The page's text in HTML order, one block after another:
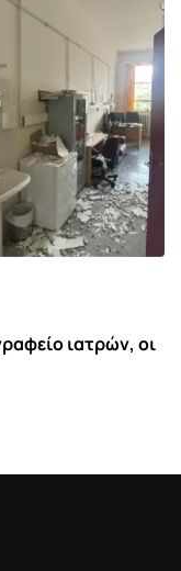
ιατρών, οι